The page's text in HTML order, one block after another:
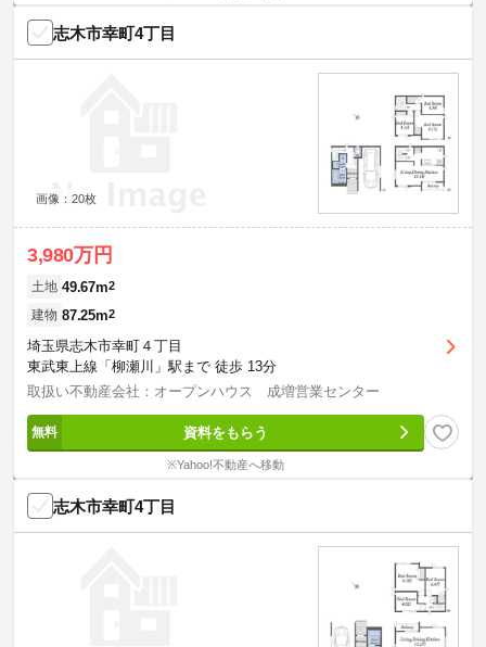
志木市幸町4丁目
画像：20枚
3,980万円
土地 49.67m2
建物 87.25m2
埼玉県志木市幸町４丁目
東武東上線「柳瀬川」駅まで 徒歩 13分
取扱い不動産会社：オープンハウス 成増営業センター
資料をもらう
※Yahoo!不動産へ移動
志木市幸町4丁目